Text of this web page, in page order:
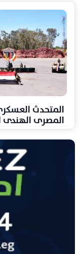
المتحدث
المصرى الهندى